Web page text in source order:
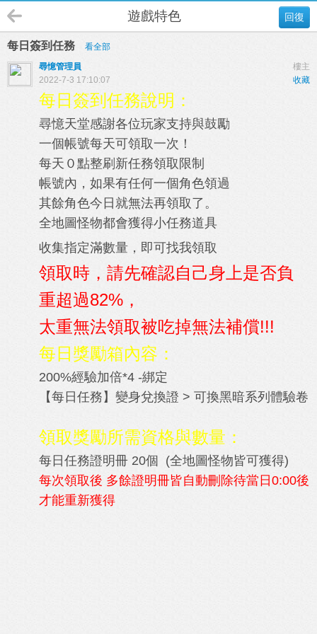
回復
遊戲特色
每日簽到任務
看全部
樓主
尋憶管理員
收藏
2022-7-3 17:10:07
每日簽到任務說明：
尋憶天堂感謝各位玩家支持與鼓勵
一個帳號每天可領取一次！
每天０點整刷新任務領取限制
帳號內，如果有任何一個角色領過
其餘角色今日就無法再領取了。
全地圖怪物都會獲得小任務道具
收集指定滿數量，即可找我領取
領取時，請先確認自己身上是否負
重超過82%，
太重無法領取被吃掉無法補償!!!
每日獎勵箱內容：
200%經驗加倍*4 -綁定
【每日任務】變身兌換證 > 可換黑暗系列體驗卷
領取獎勵所需資格與數量：
每日任務證明冊 20個 (全地圖怪物皆可獲得)
每次領取後 多餘證明冊皆自動刪除待當日0:00後
才能重新獲得